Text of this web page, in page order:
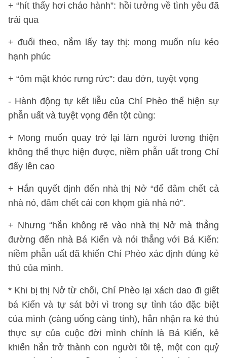
+ “hít thấy hơi cháo hành”: hồi tưởng về tình yêu đã
trải qua
+ đuổi theo, nắm lấy tay thị: mong muốn níu kéo
hạnh phúc
+ “ôm mặt khóc rưng rức”: đau đớn, tuyệt vọng
- Hành động tự kết liễu của Chí Phèo thể hiện sự
phẫn uất và tuyệt vọng đến tột cùng:
+ Mong muốn quay trở lại làm người lương thiện
không thể thực hiện được, niềm phẫn uất trong Chí
đẩy lên cao
+ Hắn quyết định đến nhà thị Nở “để đâm chết cả
nhà nó, đâm chết cái con khọm già nhà nó”.
+ Nhưng “hắn không rẽ vào nhà thị Nở mà thẳng
đường đến nhà Bá Kiến và nói thẳng với Bá Kiến:
niềm phẫn uất đã khiến Chí Phèo xác định đúng kẻ
thù của mình.
* Khi bị thị Nở từ chối, Chí Phèo lại xách dao đi giết
bá Kiến và tự sát bởi vì trong sự tỉnh táo đặc biệt
của mình (càng uống càng tỉnh), hắn nhận ra kẻ thù
thực sự của cuộc đời mình chính là Bá Kiến, kẻ
khiến hắn trở thành con người tồi tệ, một con quỷ